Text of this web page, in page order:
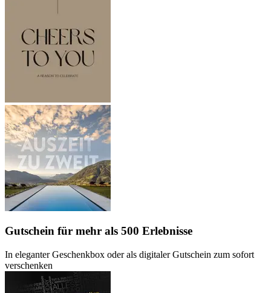
Gutschein für mehr als 500 Erlebnisse
In eleganter Geschenkbox oder als digitaler Gutschein zum sofort
verschenken